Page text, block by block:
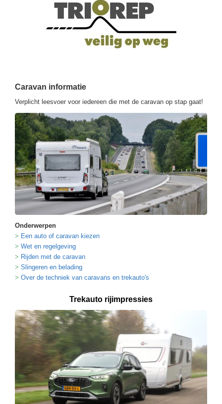
Caravan informatie
Verplicht leesvoer voor iedereen die met de caravan op stap gaat!
Onderwerpen
Een auto of caravan kiezen
Wet en regelgeving
Rijden met de caravan
Slingeren en belading
Over de techniek van caravans en trekauto's
Trekauto rijimpressies